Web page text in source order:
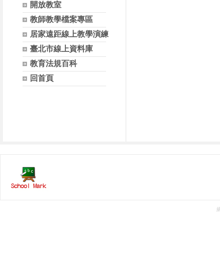
開放教室
教師教學檔案專區
居家遠距線上教學演練
臺北市線上資料庫
教育法規百科
回首頁